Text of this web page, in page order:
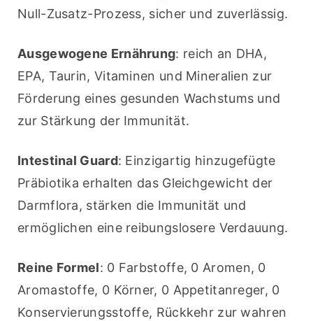
Null-Zusatz-Prozess, sicher und zuverlässig.
Ausgewogene Ernährung: reich an DHA,
EPA, Taurin, Vitaminen und Mineralien zur
Förderung eines gesunden Wachstums und
zur Stärkung der Immunität.
Intestinal Guard: Einzigartig hinzugefügte
Präbiotika erhalten das Gleichgewicht der
Darmflora, stärken die Immunität und
ermöglichen eine reibungslosere Verdauung.
Reine Formel: 0 Farbstoffe, 0 Aromen, 0
Aromastoffe, 0 Körner, 0 Appetitanreger, 0
Konservierungsstoffe, Rückkehr zur wahren